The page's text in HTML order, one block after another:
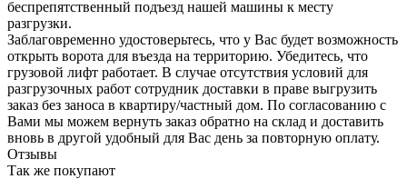
беспрепятственный подъезд нашей машины к месту
разгрузки.
Заблаговременно удостоверьтесь, что у Вас будет возможность
открыть ворота для въезда на территорию. Убедитесь, что
грузовой лифт работает. В случае отсутствия условий для
разгрузочных работ сотрудник доставки в праве выгрузить
заказ без заноса в квартиру/частный дом. По согласованию с
Вами мы можем вернуть заказ обратно на склад и доставить
вновь в другой удобный для Вас день за повторную оплату.
Отзывы
Так же покупают